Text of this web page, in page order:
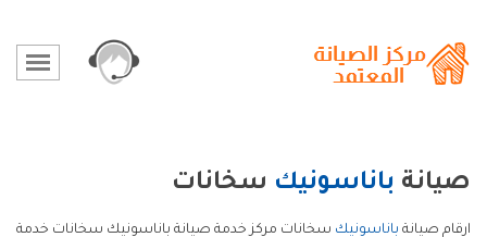
صيانة باناسونيك سخانات
ارقام صيانة باناسونيك سخانات مركز خدمة صيانة باناسونيك سخانات خدمة